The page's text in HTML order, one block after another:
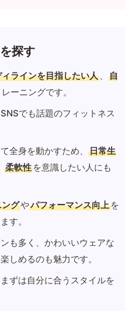
探す
ラインを目指したい人 、
自
ーニングです。
でも話題のフィットネス
全身を動かすため、
日常生
柔軟性 を意識したい人にも
グやパフォーマンス向上 を
す。
も多く、かわいいウェアな
しめるのも魅力です。
ずは自分に合うスタイルを